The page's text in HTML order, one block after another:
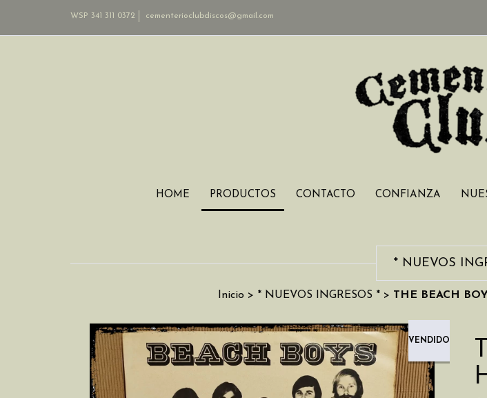
WSP 341 311 0372 cementerioclubdiscos@gmail.com
HOME PRODUCTOS CONTACTO CONFIANZA
* NUEVOS
Inicio > * NUEVOS INGRESOS * > THE BEACH
VENDIDO